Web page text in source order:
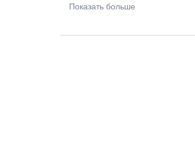
Показать больше